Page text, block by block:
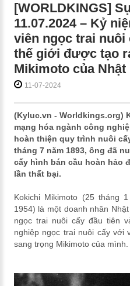
[WORLDKINGS]
11.07.2024 – Kỷ
viên ngọc trai nuôi
thế giới được tạo
Mikimoto của Nhật
11-07-2024
(Kyluc.vn - Worldkings.org)
mạng hóa ngành công
hoàn thiện quy trình nuôi
tháng 7 năm 1893, ông đã
cấy hình bán cầu hoàn hảo
lần thất bại.
Kokichi Mikimoto (25 tháng
1954) là một doanh nhân
ngọc trai nuôi cấy đầu tiên
nghiệp ngọc trai nuôi cấy với
sang trọng Mikimoto của mình.